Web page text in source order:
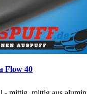
Flow 40